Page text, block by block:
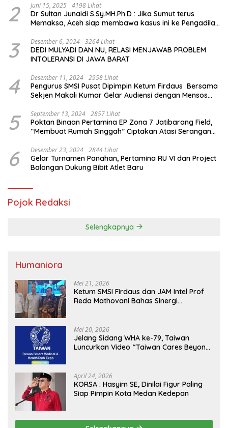
2 Juni 15, 2025 4198 Lihat
Dr Sultan Junaidi S.Sy.MH.Ph.D : Jika Sumut terus
Memaksa, Aceh siap membawa kasus ini ke Pengadilan
3 Desember 6, 2024 3264 Lihat
DEDI MULYADI DAN NU, RELASI MENJAWAB PROBLEM
INTOLERANSI DI JAWA BARAT
4 Desember 11, 2024 2958 Lihat
Pengurus SMSI Pusat Dipimpin Ketum Firdaus Bersama
Sekjen Makali Kumar Gelar Audiensi dengan Mensos
5 September 13, 2024 2857 Lihat
Poktan Binaan Pertamina EP Zona 7 Jatibarang Field,
“Membuat Rumah Singgah” Ciptakan Atasi Serangan
6 Desember 23, 2024 2844 Lihat
Gelar Turnamen Panahan, Pertamina RU VI dan Project
Balongan Dukung Bibit Atlet Baru
Pojok Redaksi
Selengkapnya
Humaniora
Mei 21, 2026
Ketum SMSI Firdaus dan JAM Intel Prof
Reda Mathovani Bahas Sinergi
MBG, Perkuat Pengawasan Program
Pemerintah
Mei 20, 2026
Jelang Sidang WHA ke-79, Taiwan
Luncurkan Video “Taiwan Cares Beyond
April 24, 2026
KORSA : Hasyim SE, Dinilai Figur Paling
Siap Pimpin Kota Medan Kedepan